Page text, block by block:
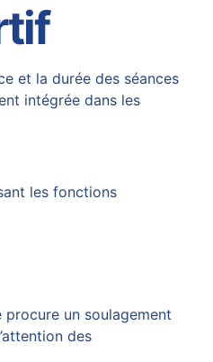
et la durée des séances
intégrée dans les
les fonctions
procure un soulagement
des